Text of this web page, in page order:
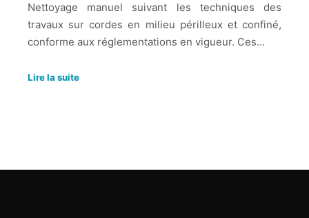
Nettoyage manuel suivant les techniques des
travaux sur cordes en milieu périlleux et confiné,
conforme aux réglementations en vigueur. Ces…
Lire la suite